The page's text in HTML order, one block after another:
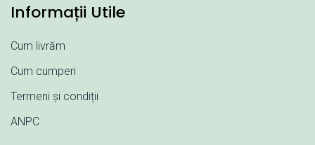
Informații Utile
Cum livrăm
Cum cumperi
Termeni și condiții
ANPC